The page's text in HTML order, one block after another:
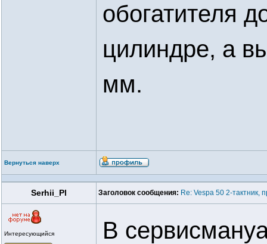
обогатителя
цилиндре, а
мм.
Вернуться наверх
Serhii_Pl Заголовок сообщения: Re: Vespa 50 2-тактник,
Интересующийся
В